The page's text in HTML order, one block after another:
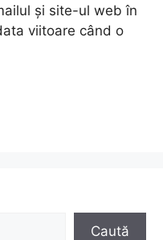
și site-ul web în
viitoare când o
Caută